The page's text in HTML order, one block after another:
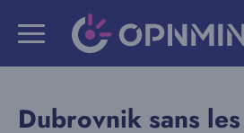
Dubrovnik sans